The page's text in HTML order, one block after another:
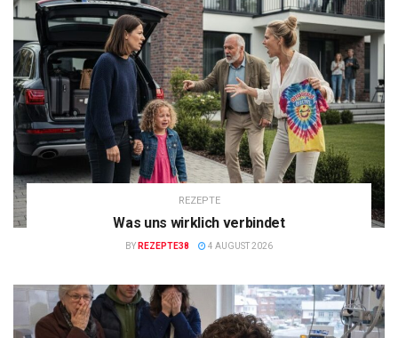
REZEPTE
Was uns wirklich verbindet
BY REZEPTE38 4 AUGUST 2026